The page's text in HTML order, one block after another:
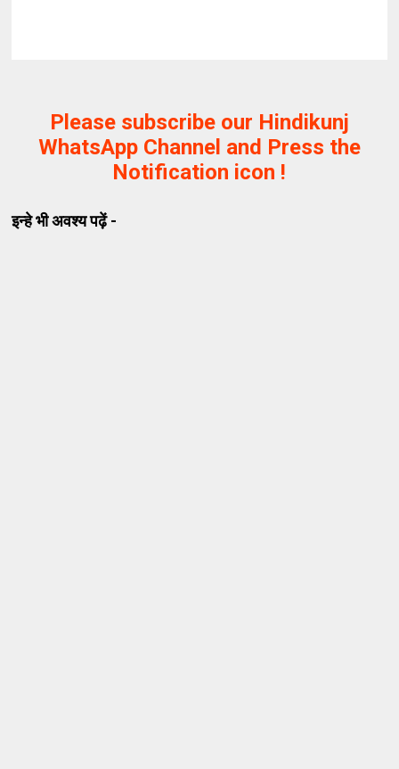
Please subscribe our Hindikunj
WhatsApp Channel and Press the
Notification icon !
इन्हे भी अवश्य पढ़ें -